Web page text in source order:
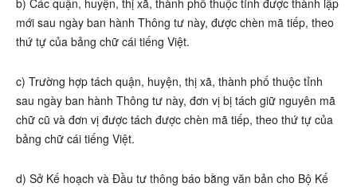
b) Các quận, huyện, thị xã, thành phố thuộc tỉnh được thành lập
mới sau ngày ban hành Thông tư này, được chèn mã tiếp, theo
thứ tự của bảng chữ cái tiếng Việt.
c) Trường hợp tách quận, huyện, thị xã, thành phố thuộc tỉnh
sau ngày ban hành Thông tư này, đơn vị bị tách giữ nguyên mã
chữ cũ và đơn vị được tách được chèn mã tiếp, theo thứ tự của
bảng chữ cái tiếng Việt.
d) Sở Kế hoạch và Đầu tư thông báo bằng văn bản cho Bộ Kế